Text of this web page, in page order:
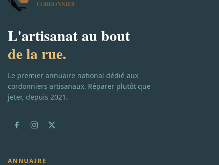
L'artisanat au bout
de la rue.
Le premier annuaire national dédié aux
cordonniers artisanaux. Réparer plutôt que
jeter, depuis 2021.
ANNUAIRE